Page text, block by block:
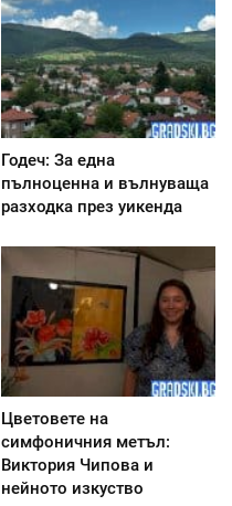
Годеч: За една
пълноценна и вълнуваща
разходка през уикенда
Цветовете на
симфоничния метъл:
Виктория Чипова и
нейното изкуство